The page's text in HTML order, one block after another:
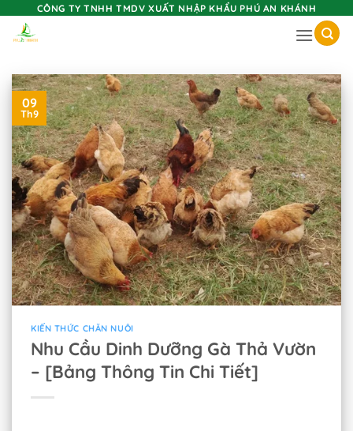
CÔNG TY TNHH TMDV XUẤT NHẬP KHẨU PHÚ AN KHÁNH
09
Th9
KIẾN THỨC CHĂN NUÔI
Nhu Cầu Dinh Dưỡng Gà Thả Vườn
– [Bảng Thông Tin Chi Tiết]